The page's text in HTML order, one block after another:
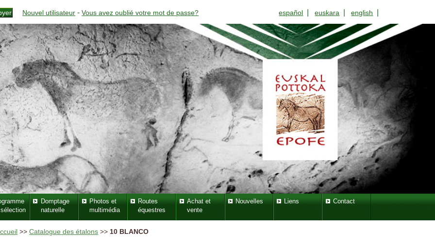
Nouvel utilisateur -Vous avez oublié votre mot de passe? español |euskara |english
Domptage
naturelle
Photos et
multimédia
Routes
équestres
Achat et
vente
Nouvelles Liens Contact
>>Catalogue des étalons >> 10 BLANCO